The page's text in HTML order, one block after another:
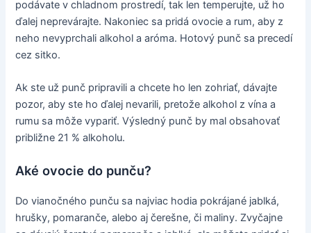
podávate v chladnom prostredí, tak len temperujte, už ho
ďalej neprevárajte. Nakoniec sa pridá ovocie a rum, aby z
neho nevyprchali alkohol a aróma. Hotový punč sa precedí
cez sitko.
Ak ste už punč pripravili a chcete ho len zohriať, dávajte
pozor, aby ste ho ďalej nevarili, pretože alkohol z vína a
rumu sa môže vypariť. Výsledný punč by mal obsahovať
približne 21 % alkoholu.
Aké ovocie do punču?
Do vianočného punču sa najviac hodia pokrájané jablká,
hrušky, pomaranče, alebo aj čerešne, či maliny. Zvyčajne